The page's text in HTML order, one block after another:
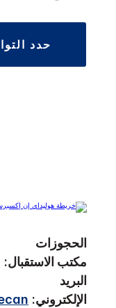
حدد
الحجوزات
مكتب الاستقبال:
البريد
الإلكتروني: